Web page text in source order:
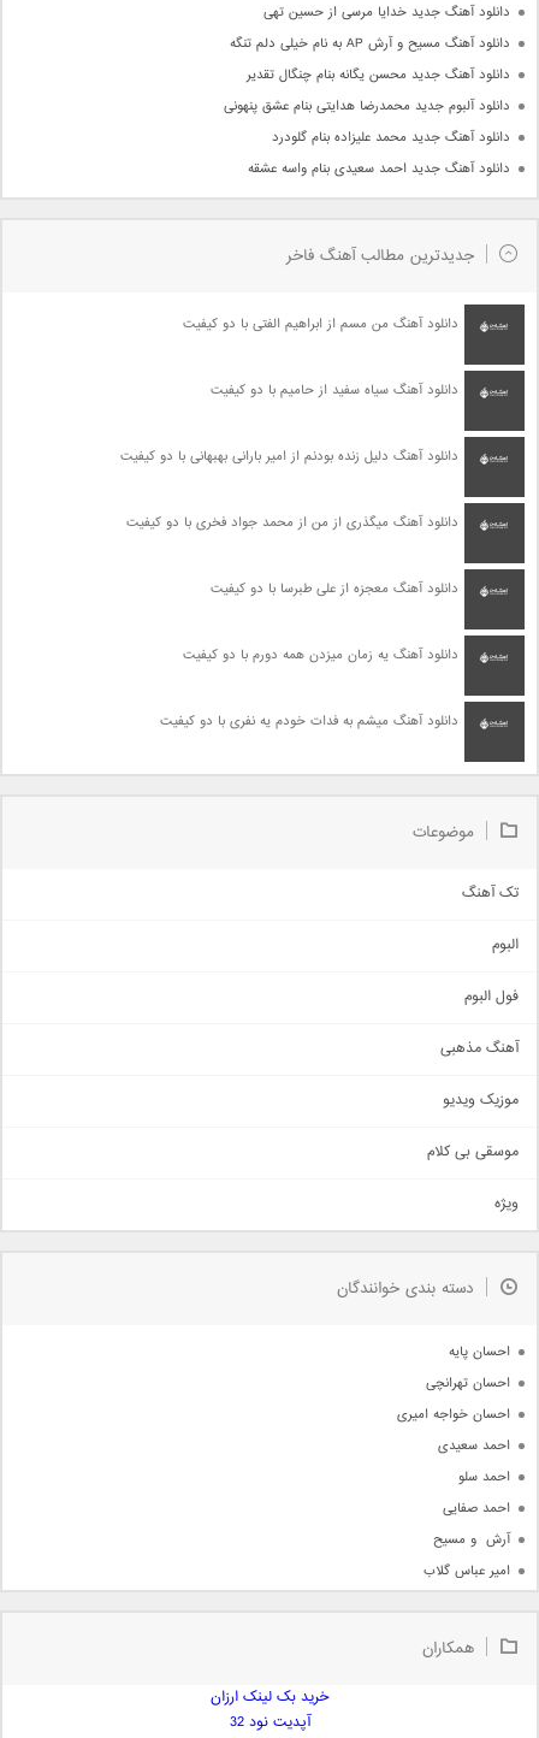
دانلود آهنگ جدید خدایا مرسی از حسین تهی
دانلود آهنگ مسیح و آرش AP به نام خیلی دلم تنگه
دانلود آهنگ جدید محسن یگانه بنام چنگال تقدیر
دانلود آلبوم جدید محمدرضا هدایتی بنام عشق پنهونی
دانلود آهنگ جدید محمد علیزاده بنام گلودرد
دانلود آهنگ جدید احمد سعیدی بنام واسه عشقه
جدیدترین مطالب آهنگ فاخر
دانلود آهنگ من مسم از ابراهیم الفتی با دو کیفیت
دانلود آهنگ سیاه سفید از حامیم با دو کیفیت
دانلود آهنگ دلیل زنده بودنم از امیر بارانی بهبهانی با دو کیفیت
دانلود آهنگ میگذری از من از محمد جواد فخری با دو کیفیت
دانلود آهنگ معجزه از علی طبرسا با دو کیفیت
دانلود آهنگ یه زمان میزدن همه دورم با دو کیفیت
دانلود آهنگ میشم به فدات خودم یه نفری با دو کیفیت
موضوعات
تک آهنگ
اجتماعی
حماسی
سنتی
اهنگ بندرعباسی
دمو
مذهبی
جدیدترین ها
البوم
فول البوم
آهنگ مذهبی
موزیک ویدیو
موسقی بی کلام
ویژه
دسته بندی خوانندگان
احسان پایه
احسان تهرانچی
احسان خواجه امیری
احمد سعیدی
احمد سلو
احمد صفایی
آرش  و مسیح
امیر عباس گلاب
امیر علی
همکاران
خرید بک لینک ارزان
آپدیت نود 32